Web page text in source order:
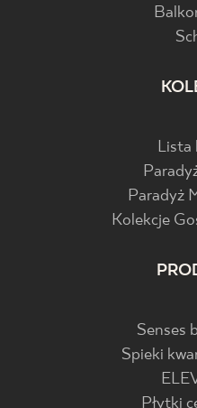
Lista
Paradyż
Kolekcje
Senses
Spieki